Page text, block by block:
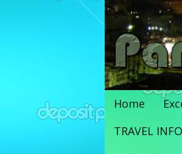
Vai
contenuto
Home
TRAVEL